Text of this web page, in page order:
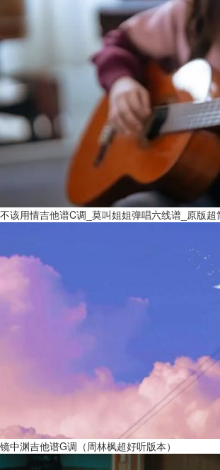
不该用情吉他谱C调_莫叫姐姐弹唱六线谱_原版
镜中渊吉他谱G调（周林枫超好听版本）